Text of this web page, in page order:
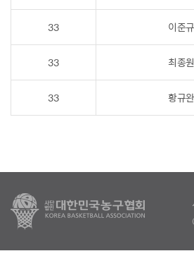
33 이준규
33 최종원
33 황규완